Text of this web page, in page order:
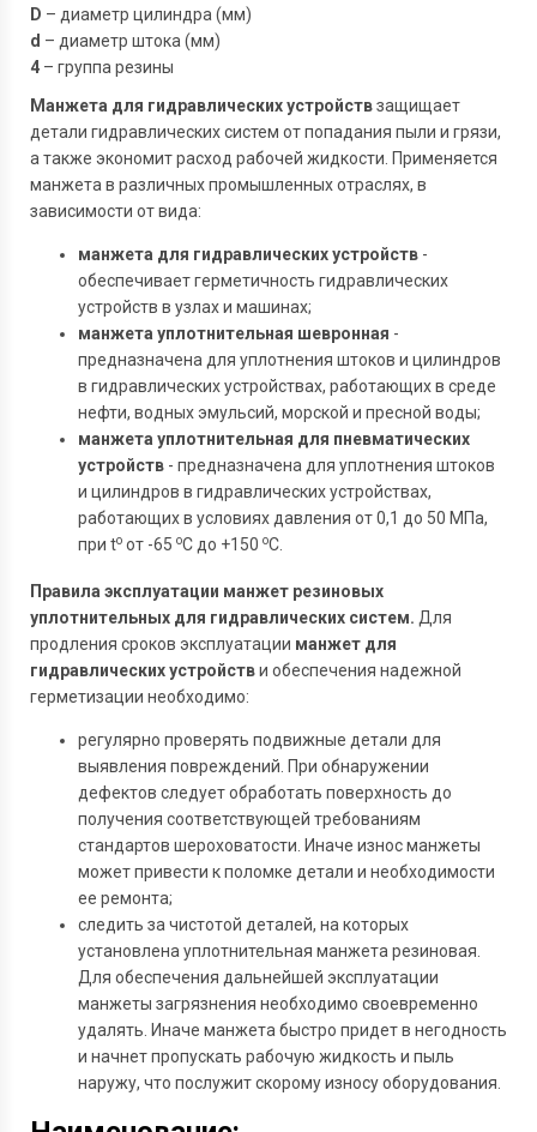
D – диаметр цилиндра (мм)
d – диаметр штока (мм)
4 – группа резины
Манжета для гидравлических устройствзащищает
детали гидравлических систем от попадания пыли и грязи,
а также экономит расход рабочей жидкости. Применяется
манжета в различных промышленных отраслях, в
зависимости от вида:
манжета для гидравлических устройств -
обеспечивает герметичность гидравлических
устройств в узлах и машинах;
манжета уплотнительная шевронная -
предназначена для уплотнения штоков и цилиндров
в гидравлических устройствах, работающих в среде
нефти, водных эмульсий, морской и пресной воды;
манжета уплотнительная для пневматических
устройств - предназначена для уплотнения штоков
и цилиндров в гидравлических устройствах,
работающих в условиях давления от 0,1 до 50 МПа,
при to от -65 oC до +150 oC.
Правила эксплуатации манжет резиновых
уплотнительных для гидравлических систем. Для
продления сроков эксплуатации манжет для
гидравлических устройстви обеспечения надежной
герметизации необходимо:
регулярно проверять подвижные детали для
выявления повреждений. При обнаружении
дефектов следует обработать поверхность до
получения соответствующей требованиям
стандартов шероховатости. Иначе износ манжеты
может привести к поломке детали и необходимости
ее ремонта;
следить за чистотой деталей, на которых
установлена уплотнительная манжета резиновая.
Для обеспечения дальнейшей эксплуатации
манжеты загрязнения необходимо своевременно
удалять. Иначе манжета быстро придет в негодность
и начнет пропускать рабочую жидкость и пыль
наружу, что послужит скорому износу оборудования.